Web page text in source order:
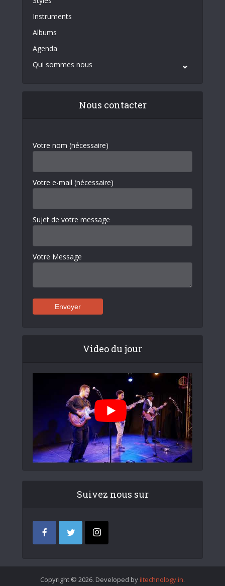
Instruments
Albums
Agenda
Qui sommes nous
Nous contacter
Votre nom (nécessaire)
Votre e-mail (nécessaire)
Sujet de votre message
Votre Message
Video du jour
Suivez nous sur
Copyright © 2026. Developed by iItechnology.in.